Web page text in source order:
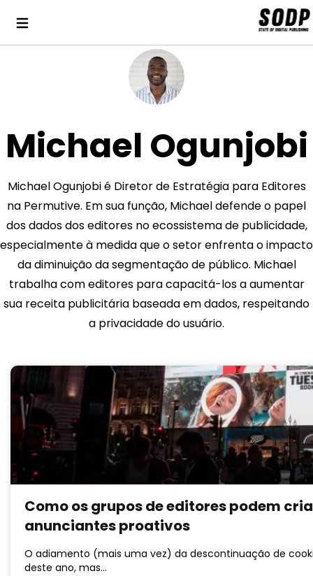
Michael Ogunjobi
Michael Ogunjobi é Diretor de Estratégia para Editores
na Permutive. Em sua função, Michael defende o papel
dos dados dos editores no ecossistema de publicidade,
especialmente à medida que o setor enfrenta o impacto
da diminuição da segmentação de público. Michael
trabalha com editores para capacitá-los a aumentar
sua receita publicitária baseada em dados, respeitando
a privacidade do usuário.
Como os grupos de editores podem
anunciantes proativos
O adiamento (mais uma vez) da descontinuação de
deste ano, mas…